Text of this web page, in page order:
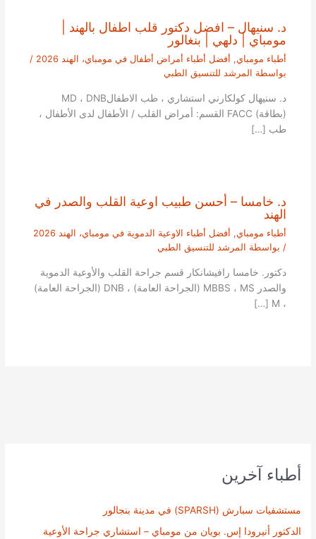
أطباء آخرين
مستشفيات سبارش (SPARSH) في مدينة بنجالور
الدكتور أنيرودا إس. بويان من مومباي – استشاري جراحة الأوعية
د. سنيهال – افضل دكتور قلب اطفال بالهند |
مومباي | دلهي | بنغالور
أطباء مومباي, أفضل أطباء أمراض أطفال في مومباي، الهند 2026
/
بواسطة المرشد للتنسيق الطبي
د. سنيهال كولكارني استشاري ، طب الاطفالMD ، DNB
(بطاقة) FACC القسم: أمراض القلب / الأطفال لدى الأطفال ،
طب […]
د. خامسا – أحسن طبيب اوعية القلب والصدر في
الهند
أطباء مومباي, أفضل أطباء الاوعية الدموية في مومباي، الهند 2026
/ بواسطة المرشد للتنسيق الطبي
دكتور. خامسا رافيشانكار قسم جراحة القلب والأوعية الدموية
والصدر MBBS ، MS (الجراحة العامة) ، DNB (الجراحة العامة)
، M […]